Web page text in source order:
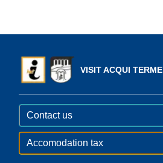
VISIT ACQUI TERME
Contact us
Accomodation tax